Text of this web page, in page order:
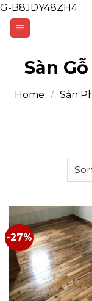
G-B8JDY48ZH4Skip
Sàn
Home / Sản
-27%